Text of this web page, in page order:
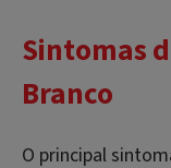
Sintomas
Branco
O principal